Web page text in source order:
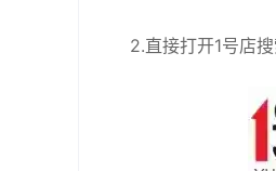
2.直接打开1号店